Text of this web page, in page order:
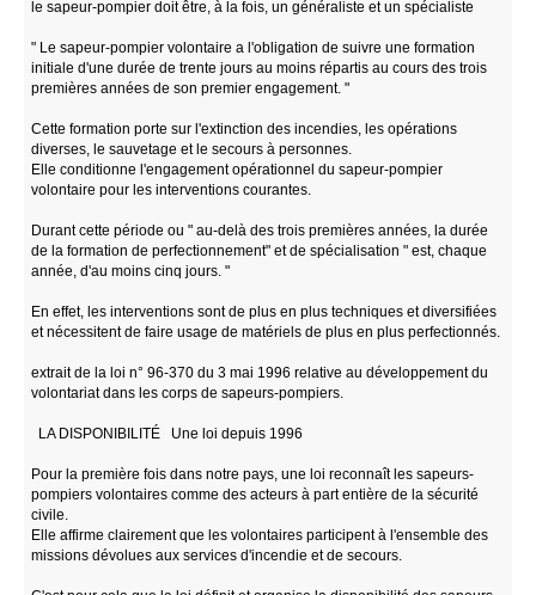
le sapeur-pompier doit être, à la fois, un généraliste et un spécialiste
" Le sapeur-pompier volontaire a l'obligation de suivre une formation
initiale d'une durée de trente jours au moins répartis au cours des trois
premières années de son premier engagement. "
Cette formation porte sur l'extinction des incendies, les opérations
diverses, le sauvetage et le secours à personnes.
Elle conditionne l'engagement opérationnel du sapeur-pompier
volontaire pour les interventions courantes.
Durant cette période ou " au-delà des trois premières années, la durée
de la formation de perfectionnement" et de spécialisation " est, chaque
année, d'au moins cinq jours. "
En effet, les interventions sont de plus en plus techniques et diversifiées
et nécessitent de faire usage de matériels de plus en plus perfectionnés.
extrait de la loi n° 96-370 du 3 mai 1996 relative au développement du
volontariat dans les corps de sapeurs-pompiers.
LA DISPONIBILITÉ Une loi depuis 1996
Pour la première fois dans notre pays, une loi reconnaît les sapeurs-
pompiers volontaires comme des acteurs à part entière de la sécurité
civile.
Elle affirme clairement que les volontaires participent à l'ensemble des
missions dévolues aux services d'incendie et de secours.